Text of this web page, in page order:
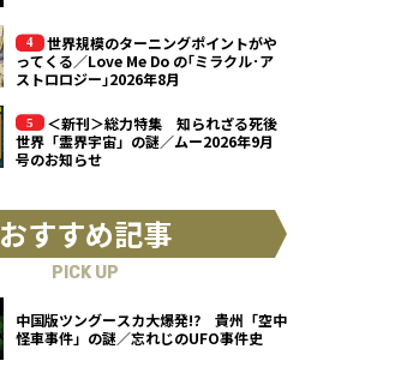
世界規模のターニングポイントがや
ってくる／Love Me Do の｢ミラクル･ア
ストロロジー｣2026年8月
＜新刊＞総力特集 知られざる死後
世界「霊界宇宙」の謎／ムー2026年9月
号のお知らせ
おすすめ記事
PICK UP
中国版ツングースカ大爆発!? 貴州「空中
怪車事件」の謎／忘れじのUFO事件史